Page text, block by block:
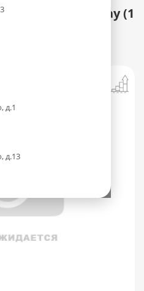
д.1
д.13
Butterfly One Day (1
контактные №2